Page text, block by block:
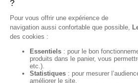
Conditions Générales de vente magasin
Mentions Légales
Données personnelles
Codes promo Le Roi du Matelas